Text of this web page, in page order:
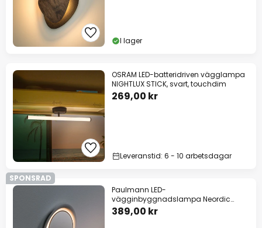
I lager
OSRAM LED-batteridriven vägglampa
NIGHTLUX STICK, svart, touchdim
269,00 kr
Leveranstid: 6 - 10 arbetsdagar
SPONSRAD
Paulmann LED-
vägginbyggnadslampa Neordic
Decorativ, vit, rund
389,00 kr